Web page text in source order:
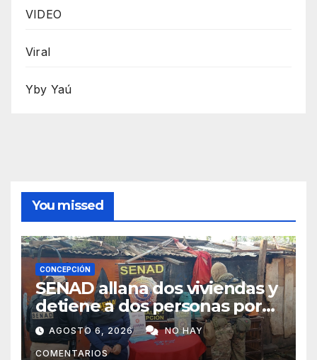
VIDEO
Viral
Yby Yaú
You missed
CONCEPCIÓN
SENAD allana dos viviendas y
detiene a dos personas por
presunto microtráfico en
Concepción
AGOSTO 6, 2026 NO HAY
COMENTARIOS